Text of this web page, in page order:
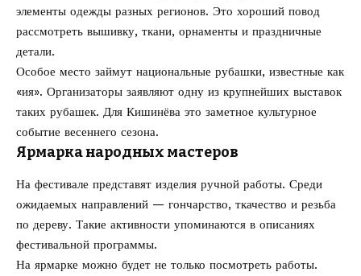
элементы одежды разных регионов. Это хороший повод
рассмотреть вышивку, ткани, орнаменты и праздничные
детали.
Особое место займут национальные рубашки, известные как
«ия». Организаторы заявляют одну из крупнейших выставок
таких рубашек. Для Кишинёва это заметное культурное
событие весеннего сезона.
Ярмарка народных мастеров
На фестивале представят изделия ручной работы. Среди
ожидаемых направлений — гончарство, ткачество и резьба
по дереву. Такие активности упоминаются в описаниях
фестивальной программы.
На ярмарке можно будет не только посмотреть работы.